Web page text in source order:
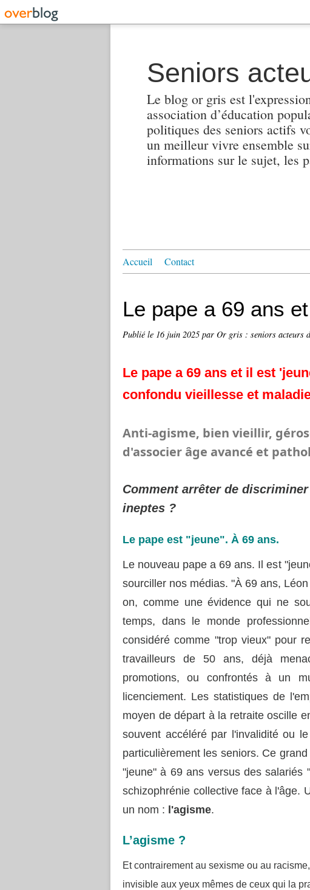
Seniors
Le blog or gris est
association d’éducation
politiques des seniors actifs
un meilleur vivre ensemble
informations sur le sujet, les
Accueil Contact
Le pape a 69 ans
Publié le 16 juin 2025 par Or gris : seniors acteurs
Le pape a 69 ans et il est
confondu vieillesse et
Anti-agisme, bien vieillir,
d'associer âge avancé et
Comment arrêter de
ineptes ?
Le pape est "jeune". À 69 ans.
Le nouveau pape a 69 ans. Il est
sourciller nos médias. "À 69 ans,
on, comme une évidence qui ne
temps, dans le monde
considéré comme "trop vieux" pour
travailleurs de 50 ans, déjà
promotions, ou confrontés à un
licenciement. Les statistiques de
moyen de départ à la retraite oscille
souvent accéléré par l'invalidité ou
particulièrement les seniors. Ce
"jeune" à 69 ans versus des
schizophrénie collective face à l'âge.
un nom : l'agisme.
L’agisme ?
Et contrairement au sexisme ou au
invisible aux yeux mêmes de ceux qui la